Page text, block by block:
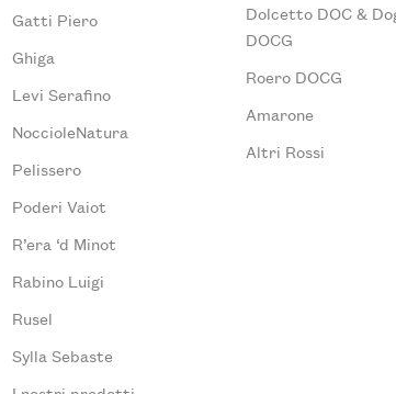
Gatti Piero
Ghiga
Levi Serafino
NoccioleNatura
Pelissero
Poderi Vaiot
R’era ‘d Minot
Rabino Luigi
Rusel
Sylla Sebaste
Dolcetto DOC &
DOCG
Roero DOCG
Amarone
Altri Rossi